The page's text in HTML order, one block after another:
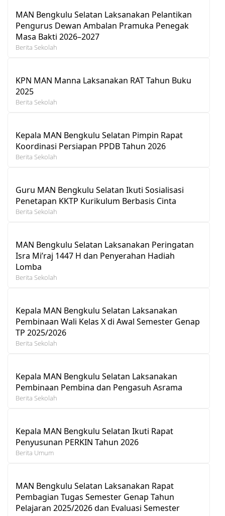
MAN Bengkulu Selatan Laksanakan Pelantikan
Pengurus Dewan Ambalan Pramuka Penegak
Masa Bakti 2026–2027
Berita Sekolah
KPN MAN Manna Laksanakan RAT Tahun Buku
2025
Berita Sekolah
Kepala MAN Bengkulu Selatan Pimpin Rapat
Koordinasi Persiapan PPDB Tahun 2026
Berita Sekolah
Guru MAN Bengkulu Selatan Ikuti Sosialisasi
Penetapan KKTP Kurikulum Berbasis Cinta
Berita Sekolah
MAN Bengkulu Selatan Laksanakan Peringatan
Isra Mi’raj 1447 H dan Penyerahan Hadiah
Lomba
Berita Sekolah
Kepala MAN Bengkulu Selatan Laksanakan
Pembinaan Wali Kelas X di Awal Semester Genap
TP 2025/2026
Berita Sekolah
Kepala MAN Bengkulu Selatan Laksanakan
Pembinaan Pembina dan Pengasuh Asrama
Berita Sekolah
Kepala MAN Bengkulu Selatan Ikuti Rapat
Penyusunan PERKIN Tahun 2026
Berita Umum
MAN Bengkulu Selatan Laksanakan Rapat
Pembagian Tugas Semester Genap Tahun
Pelajaran 2025/2026 dan Evaluasi Semester